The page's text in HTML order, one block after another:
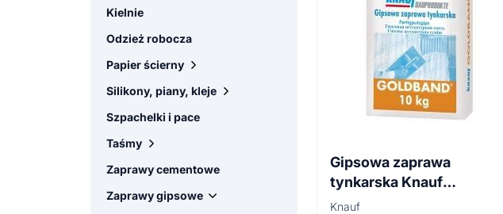
Kielnie
Odzież robocza
Papier ścierny
Gąbki
Siatki
Silikony, piany, kleje
Akcesoria
Kleje i uszczelniacze
Piany
Silikony i akryle
Szpachelki i pace
Taśmy
Centerflex
Pakowe
Zaprawy cementowe
Zaprawy gipsowe
Gipsowa zaprawa
tynkarska Knauf
Goldband 10 kg
Knauf